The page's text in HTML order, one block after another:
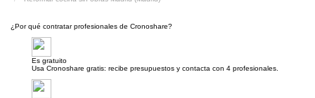
¿Por qué contratar profesionales de Cronoshare?
Es gratuito
Usa Cronoshare gratis: recibe presupuestos y contacta con 4 profesionales.